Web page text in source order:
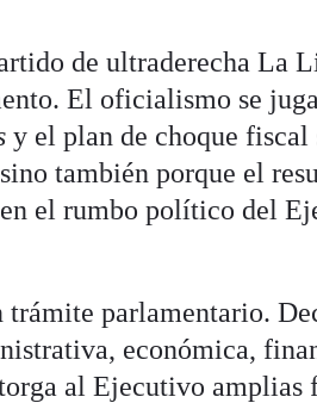
de ultraderecha La
El oficialismo se
y el plan de choque fiscal
también porque el
el rumbo político del
trámite parlamentario.
económica,
al Ejecutivo amplias